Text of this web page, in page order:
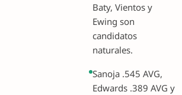
Baty, Vientos y
Ewing son
candidatos
naturales.
Sanoja .545 AVG,
Edwards .389 AVG y